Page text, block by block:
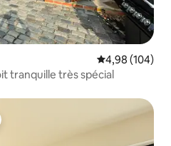
Note
4,98 (104)
tranquille très spécial